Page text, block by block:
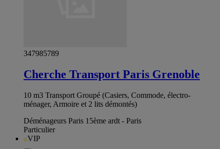
347985789
Cherche Transport Paris Grenoble
10 m3 Transport Groupé (Casiers, Commode, électro-
ménager, Armoire et 2 lits démontés)
Déménageurs Paris 15ème ardt - Paris
Particulier
VIP